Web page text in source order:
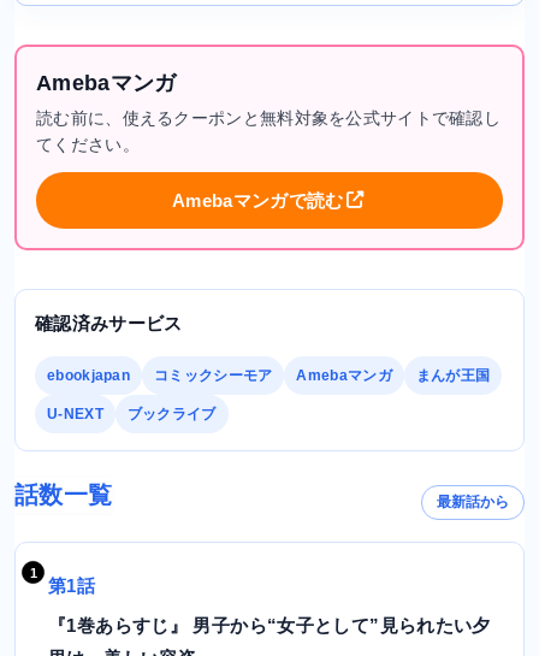
Amebaマンガ
読む前に、使えるクーポンと無料対象を公式サイトで確認し
てください。
Amebaマンガで読む
確認済みサービス
ebookjapan コミックシーモア Amebaマンガ まんが王国
U-NEXT ブックライブ
話数一覧 最新話から
第1話
『1巻あらすじ』 男子から“女子として”見られたい夕